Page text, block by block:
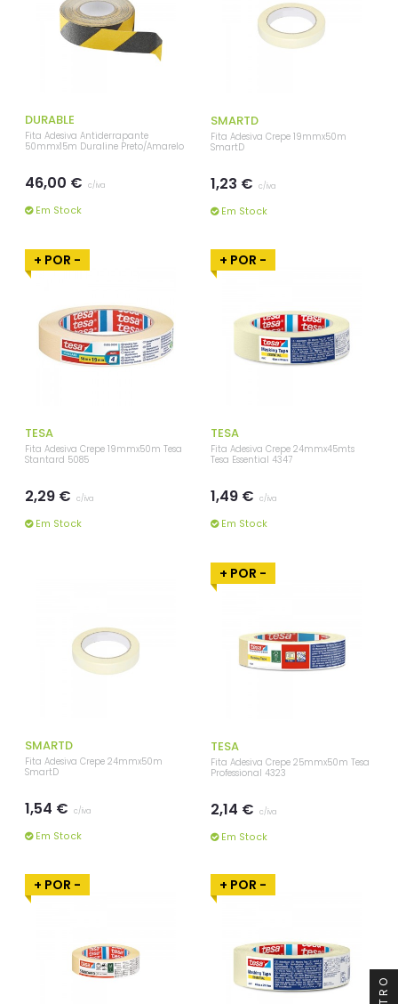
DURABLE
Fita Adesiva Antiderrapante
50mmx15m Duraline Preto/Amarelo
46,00 € c/iva
Em Stock
SMARTD
Fita Adesiva Crepe 19mmx50m
SmartD
1,23 € c/iva
Em Stock
+ POR -
TESA
Fita Adesiva Crepe 19mmx50m Tesa
Stantard 5085
2,29 € c/iva
Em Stock
+ POR -
TESA
Fita Adesiva Crepe 24mmx45mts
Tesa Essential 4347
1,49 € c/iva
Em Stock
SMARTD
Fita Adesiva Crepe 24mmx50m
SmartD
1,54 € c/iva
Em Stock
+ POR -
TESA
Fita Adesiva Crepe 25mmx50m Tesa
Professional 4323
2,14 € c/iva
Em Stock
+ POR - + POR -